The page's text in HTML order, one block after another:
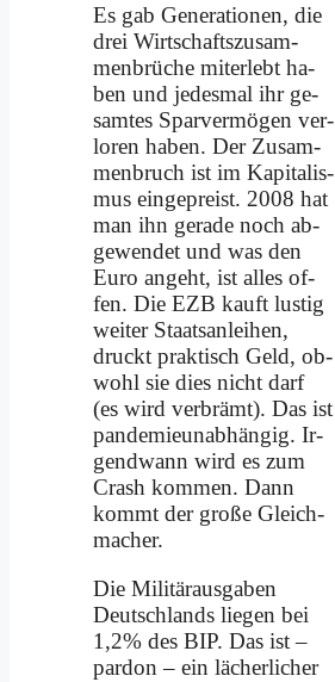
Es gab Ge­ne­ra­tio­nen, die
drei Wirt­schafts­zu­sam­
men­brü­che mit­er­lebt ha­
ben und je­des­mal ihr ge­
sam­tes Spar­ver­mö­gen ver­
lo­ren ha­ben. Der Zu­sam­
men­bruch ist im Ka­pi­ta­lis­
mus ein­ge­preist. 2008 hat
man ihn ge­ra­de noch ab­
ge­wen­det und was den
Eu­ro an­geht, ist al­les of­
fen. Die EZB kauft lu­stig
wei­ter Staats­an­lei­hen,
druckt prak­tisch Geld, ob­
wohl sie dies nicht darf
(es wird ver­brämt). Das ist
pan­de­mie­un­ab­hän­gig. Ir­
gend­wann wird es zum
Crash kom­men. Dann
kommt der gro­ße Gleich­
ma­cher.
Die Mi­li­tär­aus­ga­ben
Deutsch­lands lie­gen bei
1,2% des BIP. Das ist –
par­don – ein lä­cher­li­cher